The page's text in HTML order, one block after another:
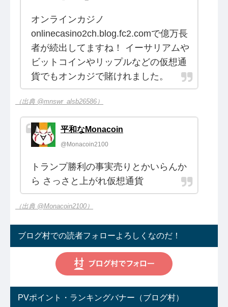
オンラインカジノ
onlinecasino2ch.blog.fc2.comで億万長
者が続出してますね！ イーサリアムや
ビットコインやリップルなどの仮想通
貨でもオンカジで賭けれました。
（出典 @mnswr_alsb26586）
平和なMonacoin
@Monacoin2100
トランプ勝利の事実売りとかいらんか
ら さっさと上がれ仮想通貨
（出典 @Monacoin2100）
ブログ村での読者フォローよろしくなのだ！
PVポイント・ランキングバナー（ブログ村）